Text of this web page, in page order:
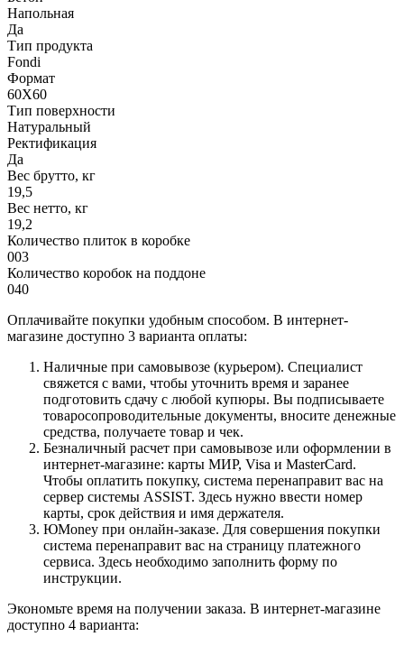
Напольная
Да
Тип продукта
Fondi
Формат
60X60
Тип поверхности
Натуральный
Ректификация
Да
Вес брутто, кг
19,5
Вес нетто, кг
19,2
Количество плиток в коробке
003
Количество коробок на поддоне
040
Оплачивайте покупки удобным способом. В интернет-
магазине доступно 3 варианта оплаты:
Наличные при самовывозе (курьером). Специалист
свяжется с вами, чтобы уточнить время и заранее
подготовить сдачу с любой купюры. Вы подписываете
товаросопроводительные документы, вносите денежные
средства, получаете товар и чек.
Безналичный расчет при самовывозе или оформлении в
интернет-магазине: карты МИР, Visa и MasterCard.
Чтобы оплатить покупку, система перенаправит вас на
сервер системы ASSIST. Здесь нужно ввести номер
карты, срок действия и имя держателя.
ЮMoney при онлайн-заказе. Для совершения покупки
система перенаправит вас на страницу платежного
сервиса. Здесь необходимо заполнить форму по
инструкции.
Экономьте время на получении заказа. В интернет-магазине
доступно 4 варианта: